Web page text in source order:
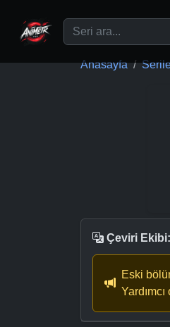
Anasayfa
Çeviri Ekibi:
Eski